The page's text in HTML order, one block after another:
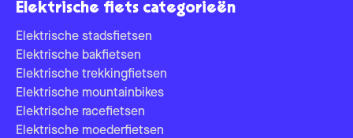
Elektrische fiets categorieën
Elektrische stadsfietsen
Elektrische bakfietsen
Elektrische trekkingfietsen
Elektrische mountainbikes
Elektrische racefietsen
Elektrische moederfietsen